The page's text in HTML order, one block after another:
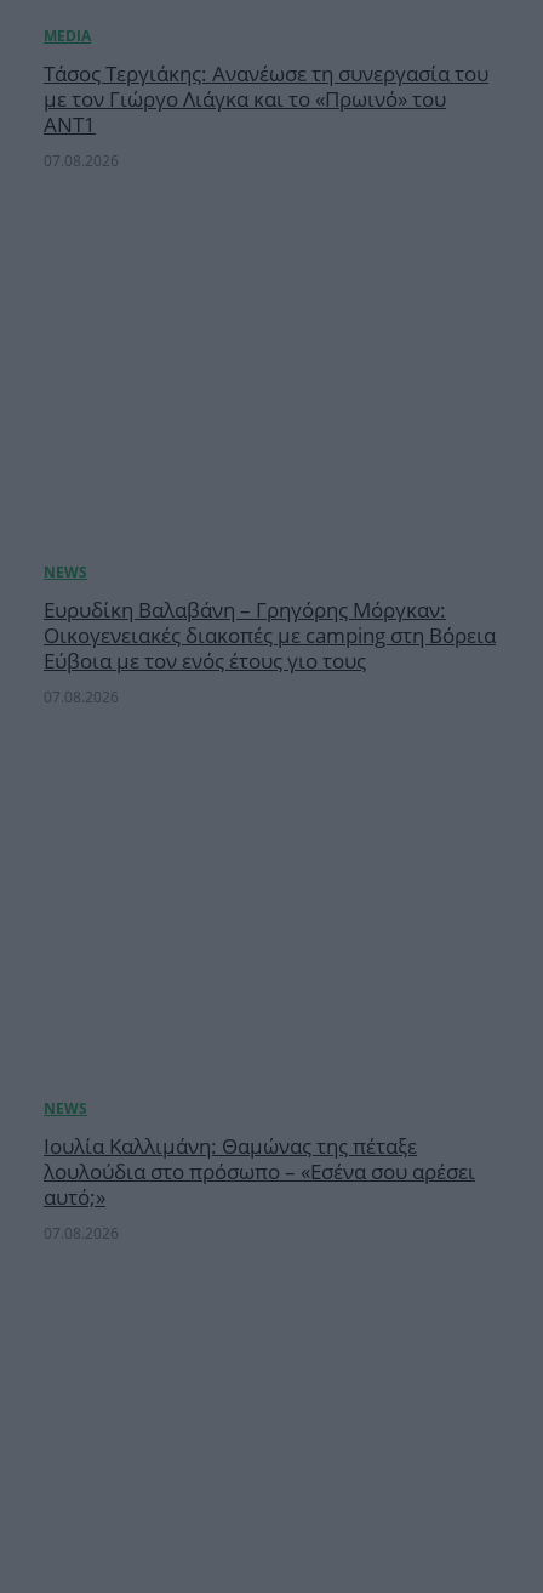
Τάσος Τεργιάκης: Ανανέωσε τη συνεργασία του
με τον Γιώργο Λιάγκα και το «Πρωινό» του
ΑΝΤ1
07.08.2026
Ευρυδίκη Βαλαβάνη – Γρηγόρης Μόργκαν:
Οικογενειακές διακοπές με camping στη Βόρεια
Εύβοια με τον ενός έτους γιο τους
07.08.2026
Ιουλία Καλλιμάνη: Θαμώνας της πέταξε
λουλούδια στο πρόσωπο – «Εσένα σου αρέσει
αυτό;»
07.08.2026